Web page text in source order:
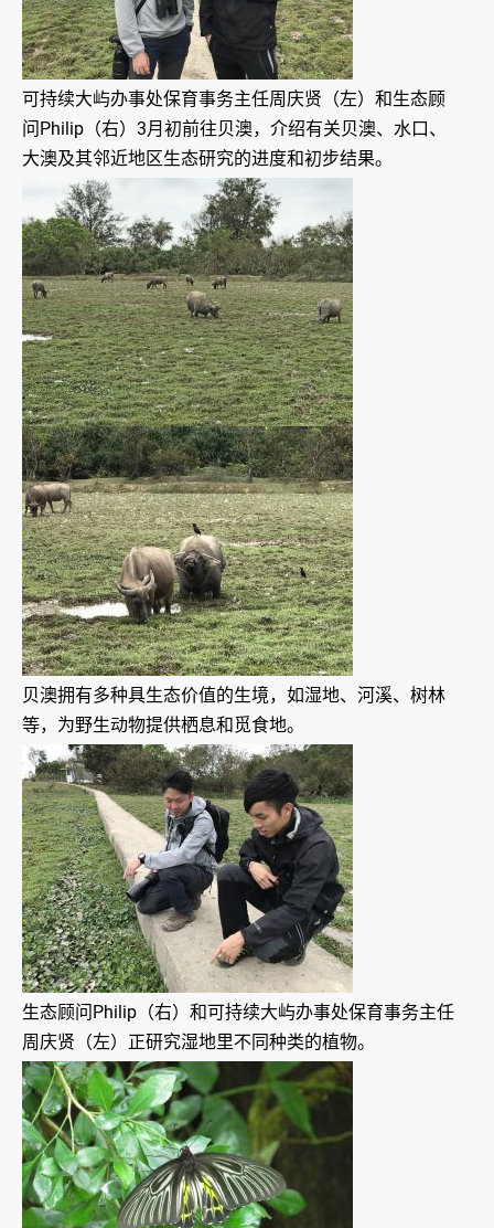
可持续大屿办事处保育事务主任周庆贤（左）和生态顾
问Philip（右）3月初前往贝澳，介绍有关贝澳、水口、
大澳及其邻近地区生态研究的进度和初步结果。
贝澳拥有多种具生态价值的生境，如湿地、河溪、树林
等，为野生动物提供栖息和觅食地。
生态顾问Philip（右）和可持续大屿办事处保育事务主任
周庆贤（左）正研究湿地里不同种类的植物。